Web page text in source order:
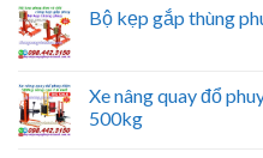
Bộ kẹp gắp thùng
Xe nâng quay đổ
500kg